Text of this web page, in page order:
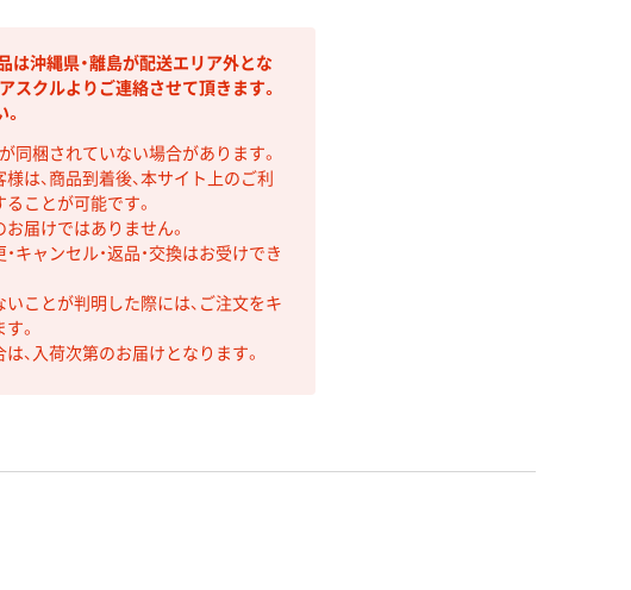
沖縄県・離島が配送エリア外とな
スクルよりご連絡させて頂きます。
同梱されていない場合があります。
は、商品到着後、本サイト上のご利
ことが可能です。
届けではありません。
キャンセル・返品・交換はお受けでき
ことが判明した際には、ご注文をキ
。
、入荷次第のお届けとなります。